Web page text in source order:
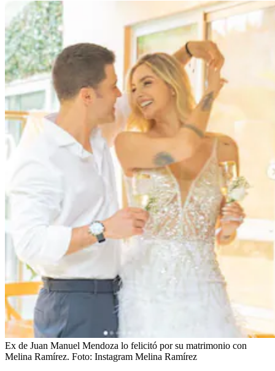
Ex de Juan Manuel Mendoza lo felicitó por su matrimonio con
Melina Ramírez. Foto: Instagram Melina Ramírez